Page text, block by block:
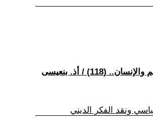
(12) في الدين والقيم والإنسان.. (118) / أذ. بنعيسى
ونقد الفكر الديني